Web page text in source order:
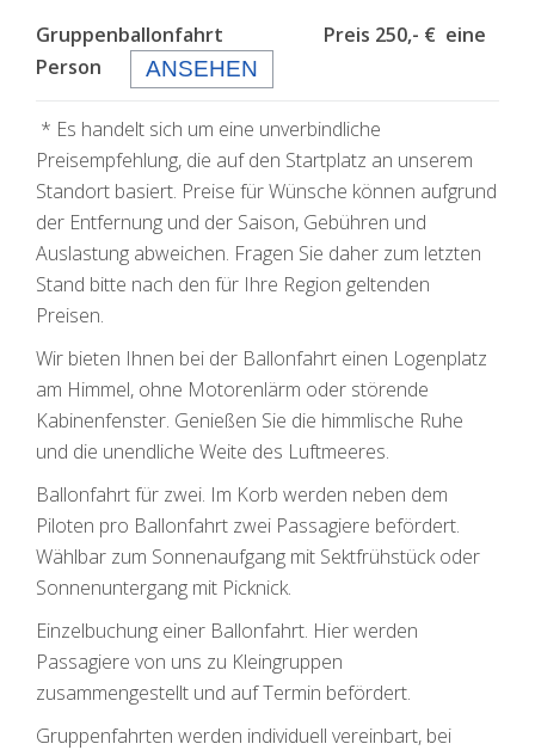
Gruppenballonfahrt Preis 250,- € eine
Person
ANSEHEN
* Es handelt sich um eine unverbindliche
Preisempfehlung, die auf den Startplatz an unserem
Standort basiert. Preise für Wünsche können aufgrund
der Entfernung und der Saison, Gebühren und
Auslastung abweichen. Fragen Sie daher zum letzten
Stand bitte nach den für Ihre Region geltenden
Preisen.
Wir bieten Ihnen bei der Ballonfahrt einen Logenplatz
am Himmel, ohne Motorenlärm oder störende
Kabinenfenster. Genießen Sie die himmlische Ruhe
und die unendliche Weite des Luftmeeres.
Ballonfahrt für zwei. Im Korb werden neben dem
Piloten pro Ballonfahrt zwei Passagiere befördert.
Wählbar zum Sonnenaufgang mit Sektfrühstück oder
Sonnenuntergang mit Picknick.
Einzelbuchung einer Ballonfahrt. Hier werden
Passagiere von uns zu Kleingruppen
zusammengestellt und auf Termin befördert.
Gruppenfahrten werden individuell vereinbart, bei